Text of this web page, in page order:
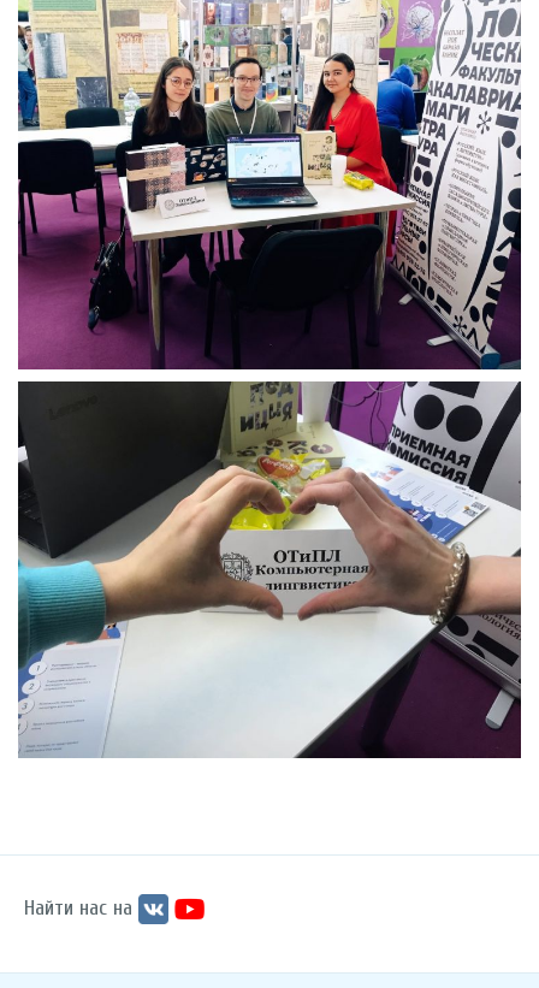
Найти нас на